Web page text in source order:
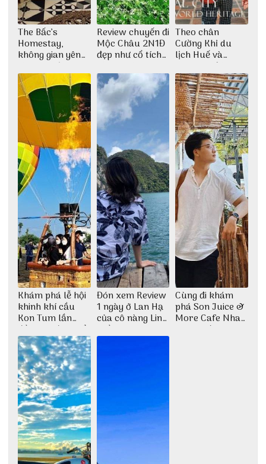
The Bấc’s
Homestay,
không gian yên
bình tại Hòn Sơn
Review chuyến đi
Mộc Châu 2N1Đ
đẹp như cổ tích
Thu Hà
Theo chân
Cường Khỉ du
lịch Huế và
check-in đúng
những góc chụp
đẹp
Khám phá lễ hội
khinh khí cầu
Kon Tum lần
đầu tiên được tổ
chức
Đón xem Review
1 ngày ở Lan Hạ
của cô nàng Linh
Trần
Cùng đi khám
phá Son Juice &
More Cafe Nha
Trang với anh